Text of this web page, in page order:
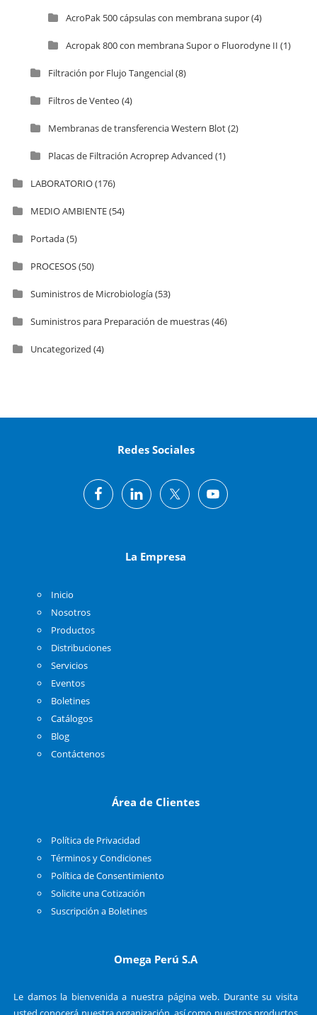
AcroPak 500 cápsulas con membrana supor(4)
Acropak 800 con membrana Supor o Fluorodyne II (1)
Filtración por Flujo Tangencial(8)
Filtros de Venteo (4)
Membranas de transferencia Western Blot(2)
Placas de Filtración Acroprep Advanced (1)
LABORATORIO(176)
MEDIO AMBIENTE(54)
Portada(5)
PROCESOS(50)
Suministros de Microbiología(53)
Suministros para Preparación de muestras(46)
Uncategorized (4)
Redes Sociales
La Empresa
Inicio
Nosotros
Productos
Distribuciones
Servicios
Eventos
Boletines
Catálogos
Blog
Contáctenos
Área de Clientes
Política de Privacidad
Términos y Condiciones
Política de Consentimiento
Solicite una Cotización
Suscripción a Boletines
Omega Perú S.A
Le damos la bienvenida a nuestra página web. Durante su visita